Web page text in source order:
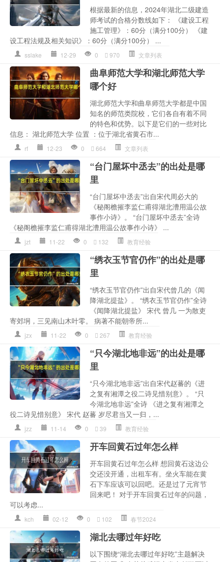
根据最新的信息，2024年湖北二级建造
师考试的合格分数线如下： 《建设工程
施工管理》：60分（满分100分） 《建
设工程法规及相关知识》：60分（满分100分） ...
sslake 12-29 0 970 文章列表
曲阜师范大学和湖北师范大学
哪个好
湖北师范大学和曲阜师范大学都是中国
知名的师范类院校，它们各自有着不同
的特色和优势。以下是它们的一些对比
信息： 湖北师范大学 位置 ：位于湖北省黄石市...
rf 12-23 0 664 文章列表
“台门屋坏中丞去”的出处是哪
里
“台门屋坏中丞去”出自宋代周必大的
《秘阁檐摧李监仁甫得湖北漕用温公故
事作小诗》。 “台门屋坏中丞去”全诗
《秘阁檐摧李监仁甫得湖北漕用温公故事作小诗》 ...
jzt 11-22 0 132 教育经验
“绣衣玉节官仍作”的出处是哪
里
“绣衣玉节官仍作”出自宋代曾几的《闻
降湖北提盐》。 “绣衣玉节官仍作”全诗
《闻降湖北提盐》 宋代 曾几 一为散吏
寄郊坰，三见南山木叶零。 病著不能朝帝所...
jzx 11-22 0 267 教育经验
“只今湖北地非远”的出处是哪
里
“只今湖北地非远”出自宋代赵蕃的《进
之复有湘潭之役二诗见惜别意》。 “只
今湖北地非远”全诗 《进之复有湘潭之
役二诗见惜别意》 宋代 赵蕃 岁尽君当又一归，...
jzz 11-14 0 39 教育经验
开车回黄石过年怎么样
开车回黄石过年怎么样 想回黄石这边公
交还没开通，出租车有。坐火车能在黄
石下车应该可以回吧。还是过了元宵节
回来吧！ 对于开车回黄石过年的问题，
可以考虑...
kch 02-12 0 102 春节2024
湖北去哪过年好吃
以下围绕“湖北去哪过年好吃”主题解决